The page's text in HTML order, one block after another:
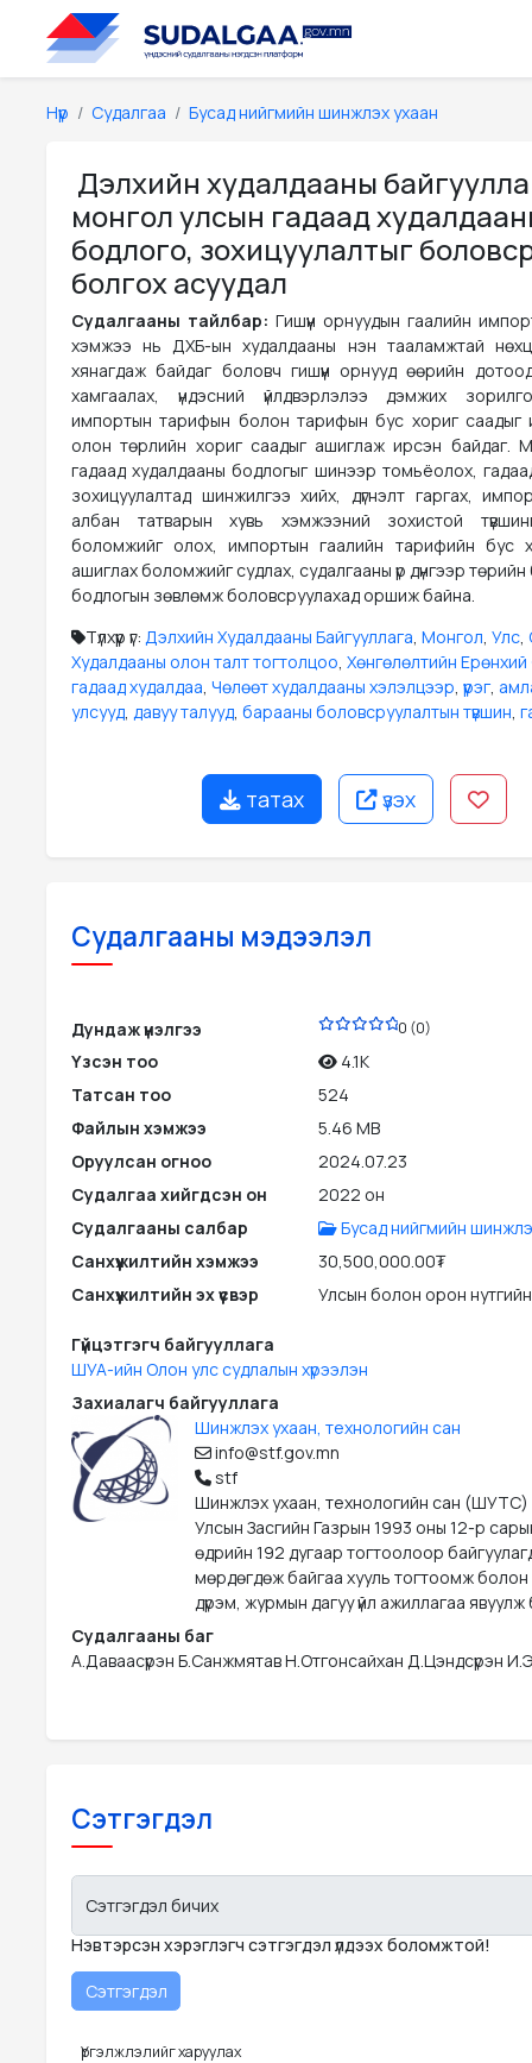
Нүүр Судалгаа Бусад нийгмийн шинжлэх ухаан
Дэлхийн худалдааны
монгол улсын гадаад
бодлого, зохицуулалтыг
болгох асуудал
Судалгааны тайлбар: Гишүүн орнуудын гаалийн
хэмжээ нь ДХБ-ын худалдааны нэн тааламжтай
хянагдаж байдаг боловч гишүүн орнууд өөрийн
хамгаалах, үндэсний үйлдвэрлэлээ дэмжих
импортын тарифын болон тарифын бус хориг саадыг
олон төрлийн хориг саадыг ашиглаж ирсэн байдаг.
гадаад худалдааны бодлогыг шинээр томьёолох,
зохицуулалтад шинжилгээ хийх, дүгнэлт гаргах,
албан татварын хувь хэмжээний зохистой түвшинг
боломжийг олох, импортын гаалийн тарифийн бус
ашиглах боломжийг судлах, судалгааны үр дүнгээр төрийн
бодлогын зөвлөмж боловсруулахад оршиж байна.
Түлхүүр үг: Дэлхийн Худалдааны Байгууллага, Монгол, Улс,
Худалдааны олон талт тогтолцоо, Хөнгөлөлтийн
гадаад худалдаа, Чөлөөт худалдааны хэлэлцээр, үүрэг,
улсууд, давуу талууд, барааны боловсруулалтын түвшин,
татах үзэх
Судалгааны мэдээлэл
Дундаж үнэлгээ 0 (0)
Үзсэн тоо
4.1K
Татсан тоо
524
Файлын хэмжээ
5.46 MB
Оруулсан огноо
2024.07.23
Судалгаа хийгдсэн он
2022 он
Судалгааны салбар
Бусад нийгмийн
Санхүүжилтийн хэмжээ
30,500,000.00₮
Санхүүжилтийн эх үүсвэр
Улсын болон орон
Гүйцэтгэгч байгууллага
ШУА-ийн Олон улс судлалын хүрээлэн
Захиалагч байгууллага
Шинжлэх ухаан, технологийн сан
info@stf.gov.mn
stf
Шинжлэх ухаан, технологийн сан
Улсын Засгийн Газрын 1993 оны 12-р
өдрийн 192 дугаар тогтоолоор
мөрдөгдөж байгаа хууль тогтоомж
дүрэм, журмын дагуу үйл ажиллагаа явуулж
Судалгааны баг
А.Даваасүрэн Б.Санжмятав Н.Отгонсайхан Д.Цэндсүрэн
Сэтгэгдэл
Сэтгэгдэл бичих
Нэвтэрсэн хэрэглэгч сэтгэгдэл үлдээх боломжтой!
Үргэлжлэлийг харуулах